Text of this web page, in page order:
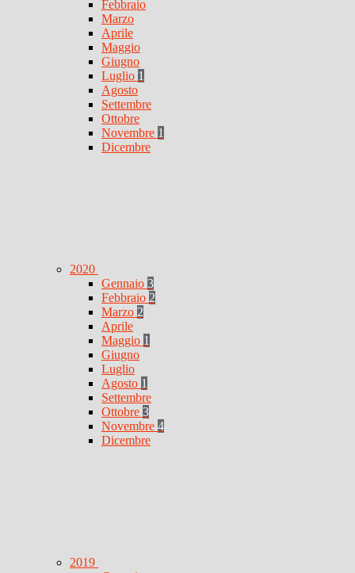
Febbraio
Marzo
Aprile
Maggio
Giugno
Luglio 1
Agosto
Settembre
Ottobre
Novembre 1
Dicembre
2020
Gennaio 3
Febbraio 2
Marzo 2
Aprile
Maggio 1
Giugno
Luglio
Agosto 1
Settembre
Ottobre 3
Novembre 4
Dicembre
2019